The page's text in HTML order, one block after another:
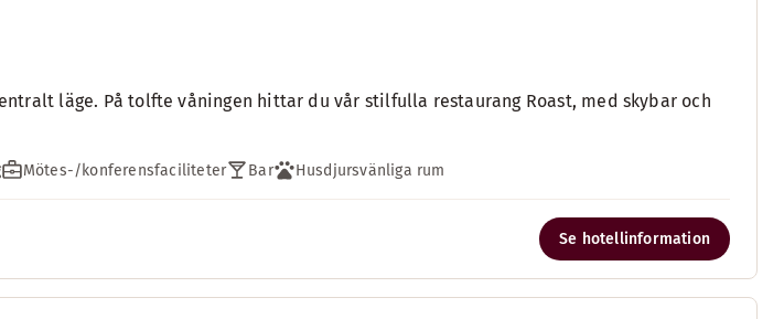
läge. På tolfte våningen hittar du vår stilfulla restaurang Roast, med skybar och
Mötes-/konferensfaciliteter Bar Husdjursvänliga rum
Se hotellinformation